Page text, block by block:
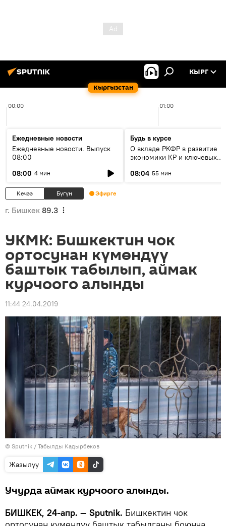
Кыргызстан
КЫРГ
00:00 01:00
Ежедневные новости
Ежедневные новости. Выпуск
08:00
08:00 4 мин
Будь в курсе
О вкладе РКФР в развитие
экономики КР и ключевых
08:04 55 мин
Кечээ Бүгүн Эфирге
г. Бишкек 89.3
УКМК: Бишкектин чок
ортосунан күмөндүү
баштык табылып, аймак
курчоого алынды
11:44 24.04.2019
© Sputnik / Табылды Кадырбеков
Жазылуу
Учурда аймак курчоого алынды.
БИШКЕК, 24-апр. — Sputnik. Бишкектин чок